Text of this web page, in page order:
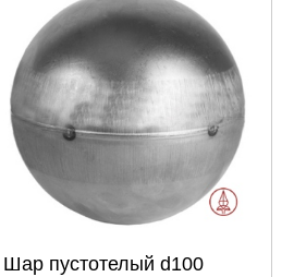
Шар пустотелый d100
Выберите количество: